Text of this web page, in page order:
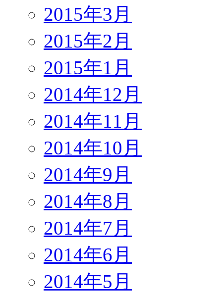
2015年3月
2015年2月
2015年1月
2014年12月
2014年11月
2014年10月
2014年9月
2014年8月
2014年7月
2014年6月
2014年5月